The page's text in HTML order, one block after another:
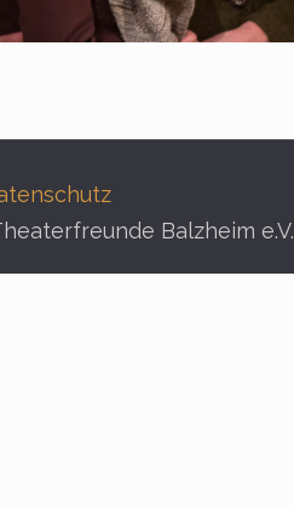
Balzheim e.V.